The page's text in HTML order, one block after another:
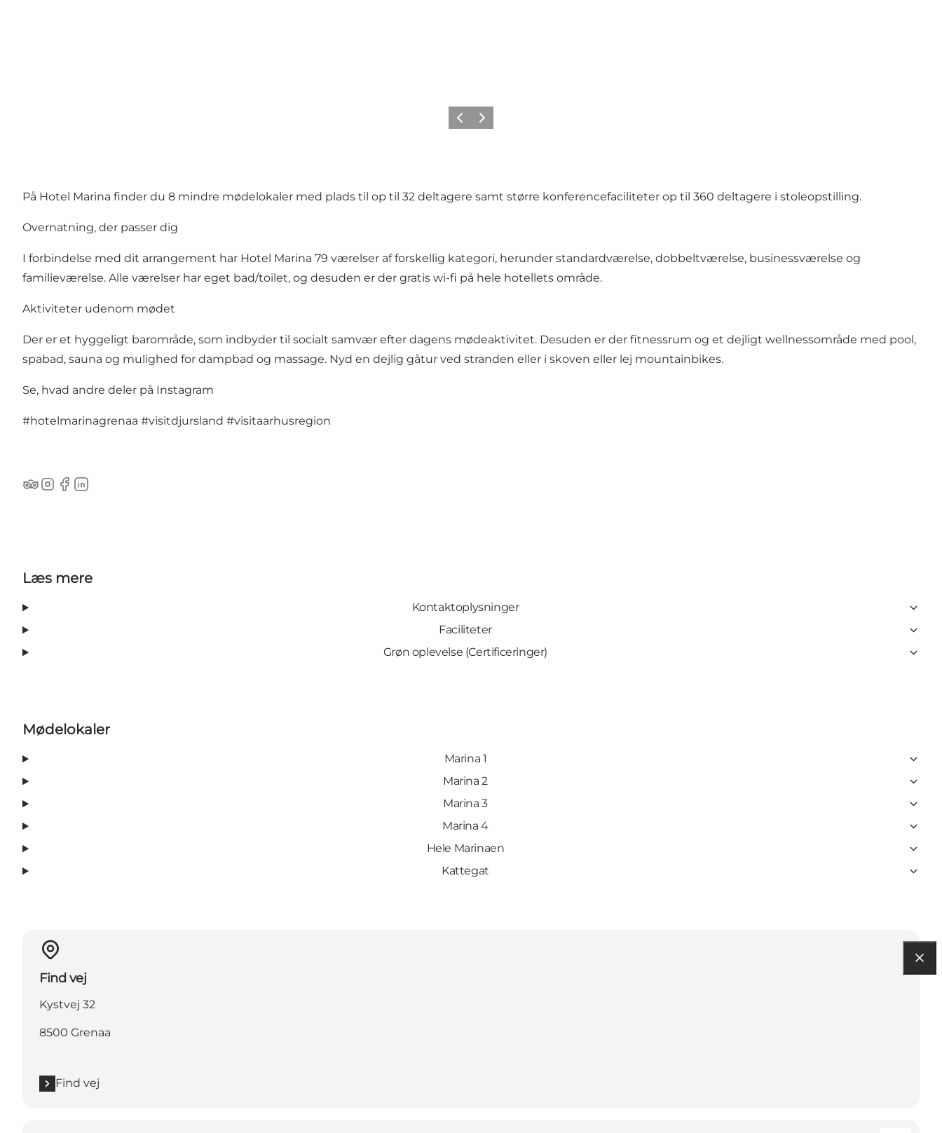
ForrigeNæste
På Hotel Marina finder du 8 mindre mødelokaler med plads til op til 32 deltagere samt større konferencefaciliteter op til 360 deltagere i stoleopstilling.
Overnatning, der passer dig
I forbindelse med dit arrangement har Hotel Marina 79 værelser af forskellig kategori, herunder standardværelse, dobbeltværelse, businessværelse og
familieværelse. Alle værelser har eget bad/toilet, og desuden er der gratis wi-fi på hele hotellets område.
Aktiviteter udenom mødet
Der er et hyggeligt barområde, som indbyder til socialt samvær efter dagens mødeaktivitet. Desuden er der fitnessrum og et dejligt wellnessområde med pool,
spabad, sauna og mulighed for dampbad og massage. Nyd en dejlig gåtur ved stranden eller i skoven eller lej mountainbikes.
Se, hvad andre deler på Instagram
#hotelmarinagrenaa #visitdjursland #visitaarhusregion
TripAdvisor
Instagram
Facebook
LinkedIn
Læs mere
Kontaktoplysninger
Faciliteter
Grøn oplevelse (Certificeringer)
Mødelokaler
Marina 1
Marina 2
Marina 3
Marina 4
Hele Marinaen
Kattegat
Find vej
Kystvej 32
8500 Grenaa
Find vej